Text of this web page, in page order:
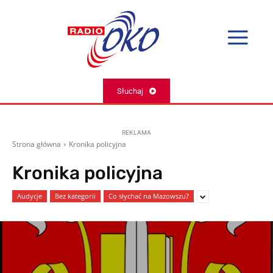
Słuchaj
REKLAMA
Strona główna Kronika policyjna
Kronika policyjna
Audycje Bez kategorii Co słychać na Mazowszu?